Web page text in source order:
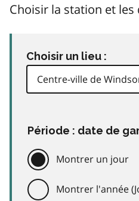
Choisir la station et les
Choisir un lieu :
Période : date de
Montrer un jour
Montrer l'année